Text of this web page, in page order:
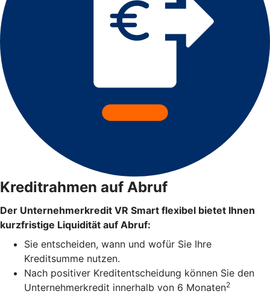
Kreditrahmen auf Abruf
Der Unternehmerkredit VR Smart flexibel bietet Ihnen
kurzfristige Liquidität auf Abruf:
Sie entscheiden, wann und wofür Sie Ihre
Kreditsumme nutzen.
Nach positiver Kreditentscheidung können Sie den
Unternehmerkredit innerhalb von 6 Monaten2